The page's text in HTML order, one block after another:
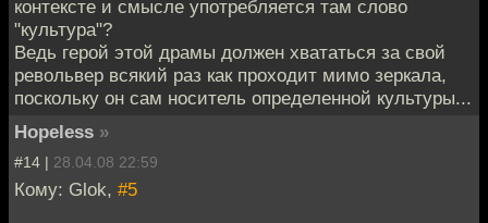
контексте и смысле употребляется там слово
"культура"?
Ведь герой этой драмы должен хвататься за свой
револьвер всякий раз как проходит мимо зеркала,
поскольку он сам носитель определенной культуры...
Hopeless »
#14 | 28.04.08 22:59
Кому: Glok, #5